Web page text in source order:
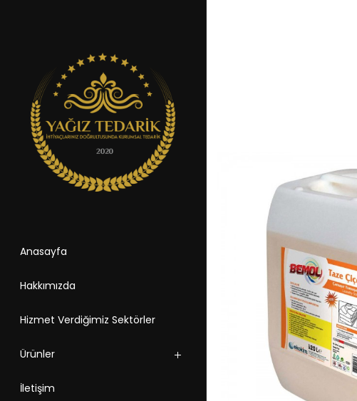
Anasayfa
Hakkımızda
Hizmet Verdiğimiz Sektörler
Ürünler
İletişim